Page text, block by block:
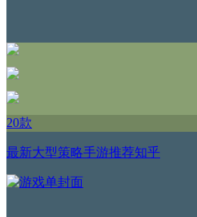
20款
最新大型策略手游推荐知乎